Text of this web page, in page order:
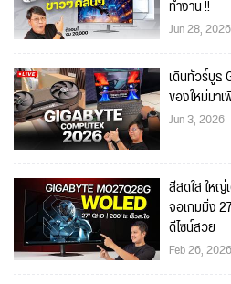
ทำงาน !!
Jun 28, 2026
เดินทัวร์บูธ
ของใหม่มา
Jun 3, 2026
สีสดใส ใหญ่
จอเกมมิ่ง
ดีไซน์สวย
Feb 26, 2026